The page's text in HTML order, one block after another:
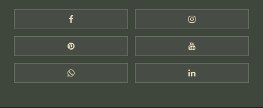
Facebook Templo de Buda Instagram
Pinterest Templo de Buda YouTube Templo
WhatsApp Templo de Buda LinkedIn Templo